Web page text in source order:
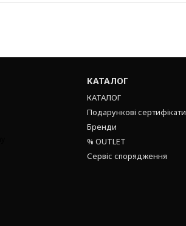
КАТАЛОГ
КАТАЛОГ
Подарункові сертифікати
Бренди
% OUTLET
Сервіс спорядження